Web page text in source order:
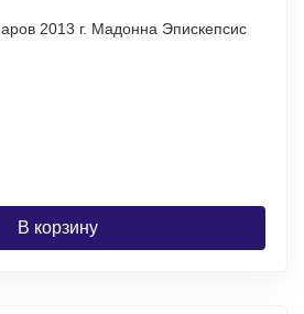
2013 г. Мадонна Эпискепсис
В корзину